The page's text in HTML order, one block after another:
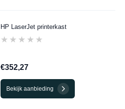
HP LaserJet printerkast
★★★★★
★★★★★
€352,27
Bekijk aanbieding